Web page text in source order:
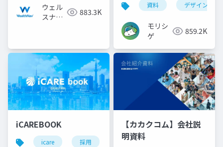
ウェル
スナビ
883.3K
資料 デザイン
モリシ
ゲ
859.2K
iCAREBOOK
icare 採用 カルチャーデック
【カカクコム】会社説
明資料